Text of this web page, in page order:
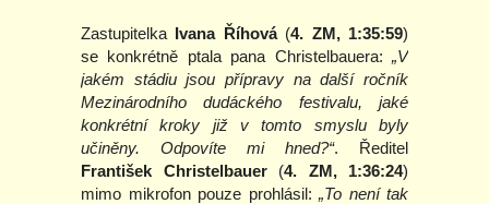
Zastupitelka Ivana Říhová(4. ZM, 1:35:59)
se konkrétně ptala pana Christelbauera: „V
jakém stádiu jsou přípravy na další ročník
Mezinárodního dudáckého festivalu, jaké
konkrétní kroky již v tomto smyslu byly
učiněny. Odpovíte mi hned?“. Ředitel
František Christelbauer(4. ZM, 1:36:24)
mimo mikrofon pouze prohlásil: „To není tak